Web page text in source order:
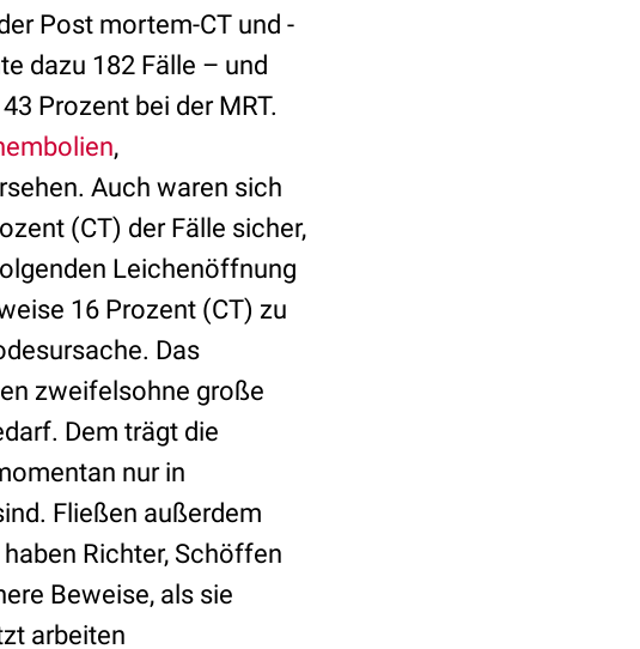
Post mortem-CT und -
dazu 182 Fälle – und
Prozent bei der MRT.
,
Auch waren sich
(CT) der Fälle sicher,
Leichenöffnung
16 Prozent (CT) zu
Das
zweifelsohne große
Dem trägt die
nur in
Fließen außerdem
Richter, Schöffen
Beweise, als sie
arbeiten